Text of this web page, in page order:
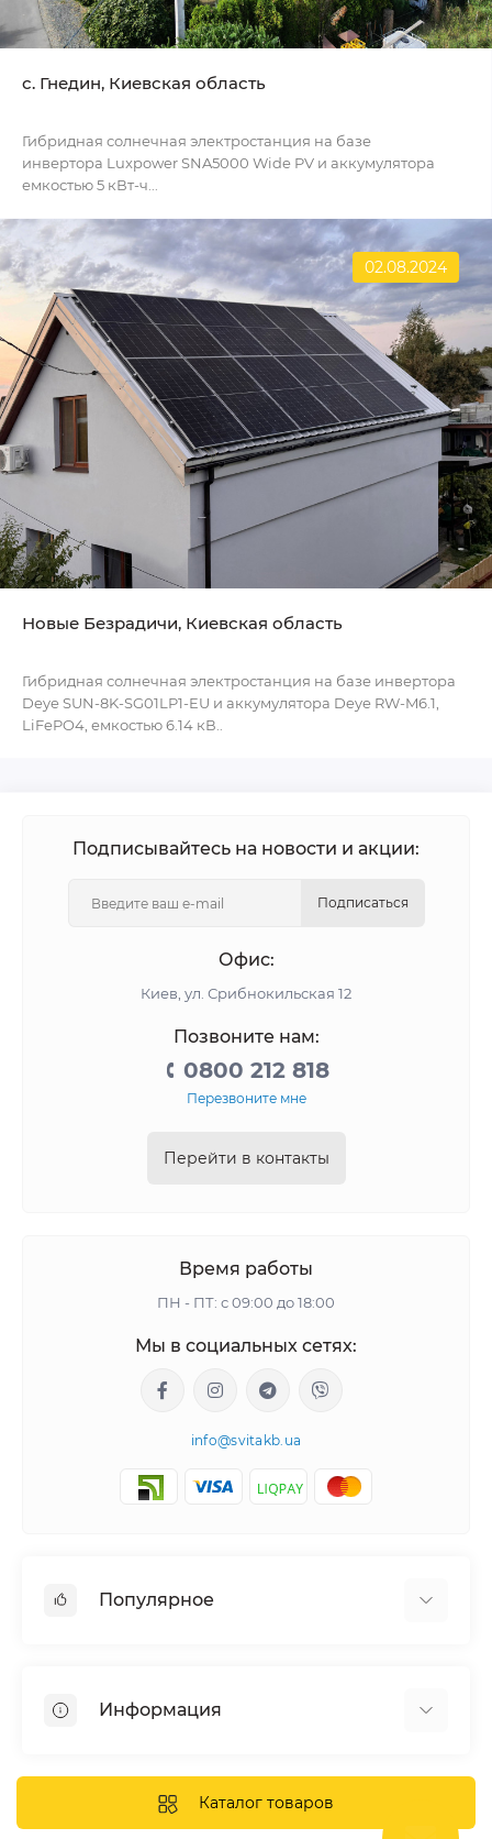
с. Гнедин, Киевская область
Гибридная солнечная электростанция на базе
инвертора Luxpower SNA5000 Wide PV и аккумулятора
емкостью 5 кВт-ч...
02.08.2024
Новые Безрадичи, Киевская область
Гибридная солнечная электростанция на базе инвертора
Deye SUN-8K-SG01LP1-EU и аккумулятора Deye RW-M6.1,
LiFePO4, емкостью 6.14 кВ..
Подписывайтесь на новости и акции:
Подписаться
Офис:
Киев, ул. Срибнокильская 12
Позвоните нам:
0800 212 818
Перезвоните мне
Перейти в контакты
Время работы
ПН - ПТ: с 09:00 до 18:00
Мы в социальных сетях:
info@svitakb.ua
Популярное
Системы хранения энергии
Аккумуляторы
Информация
Доставка и оплата
Каталог товаров